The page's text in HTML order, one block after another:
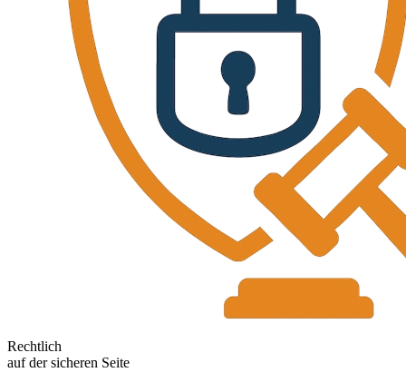
Rechtlich
auf der sicheren Seite